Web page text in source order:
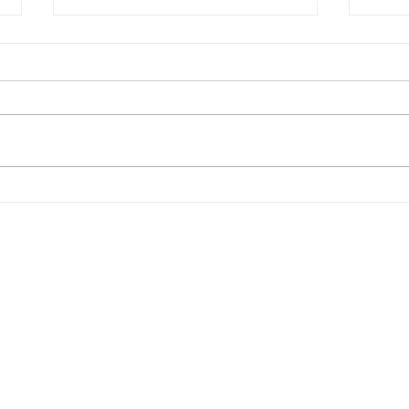
definitivamente confermati i